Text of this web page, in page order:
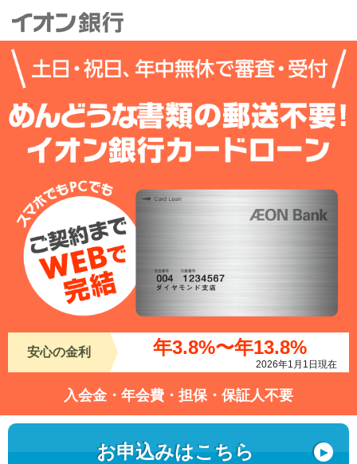
安心の金利 年3.8%〜年13.8%
2026年1月1日現在
入会金・年会費・担保・保証人不要
お申込みはこちら